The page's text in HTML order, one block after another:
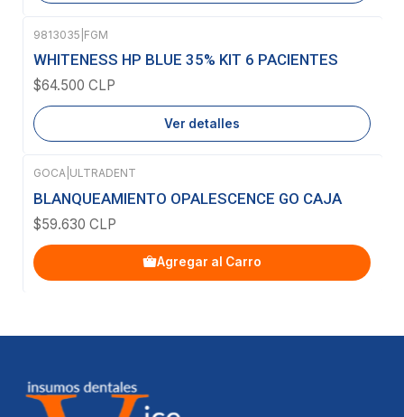
Agotado
9813035 FGM
WHITENESS HP BLUE 35% KIT 6 PACIENTES
$64.500 CLP
Ver detalles
GOCA ULTRADENT
BLANQUEAMIENTO OPALESCENCE GO CAJA
$59.630 CLP
Agregar al Carro